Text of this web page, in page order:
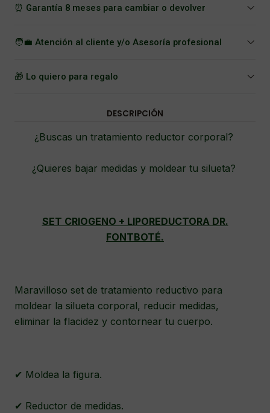
⏰ Garantía 8 meses para cambiar o devolver
🧑‍💼 Atención al cliente y/o Asesoría profesional
🎁 Lo quiero para regalo
DESCRIPCIÓN
¿Buscas un tratamiento reductor corporal?
¿Quieres bajar medidas y moldear tu silueta?
SET CRIOGENO + LIPOREDUCTORA DR.
FONTBOTÉ.
Maravilloso set de tratamiento reductivo para
moldear la silueta corporal, reducir medidas,
eliminar la flacidez y contornear tu cuerpo.
✔ Moldea la figura.
✔ Reductor de medidas.